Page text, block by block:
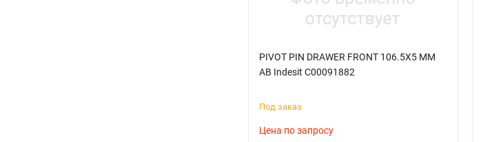
PIVOT PIN DRAWER FRONT 106.5X5 MM
AB Indesit C00091882
Под заказ
Цена по запросу